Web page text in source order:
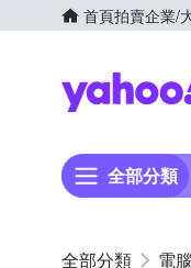
首頁拍賣企業/
全部分類
電